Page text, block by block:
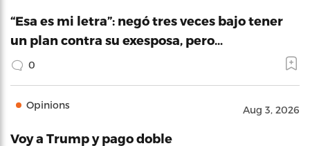
“Esa es mi letra”: negó tres veces bajo tener
un plan contra su exesposa, pero…
0
Opinions Aug 3, 2026
Voy a Trump y pago doble